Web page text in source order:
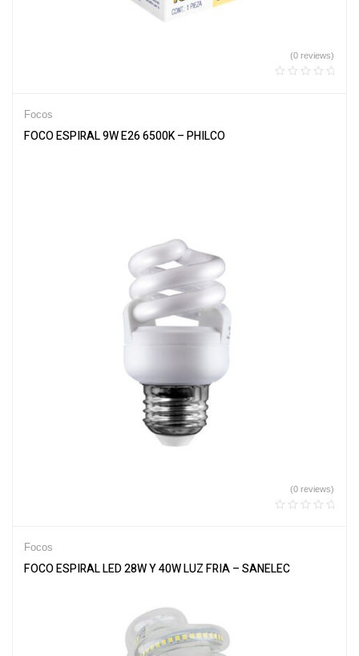
(0 reviews)
Focos
FOCO ESPIRAL 9W E26 6500K – PHILCO
(0 reviews)
Focos
FOCO ESPIRAL LED 28W Y 40W LUZ FRIA – SANELEC